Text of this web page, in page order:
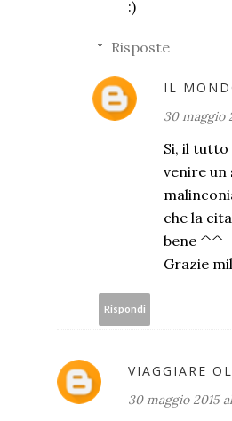
:)
Risposte
IL
30 maggio
Si, il tutto
venire un
che la
bene ^^
Grazie
Rispondi
VIAGGIARE
30 maggio 2015